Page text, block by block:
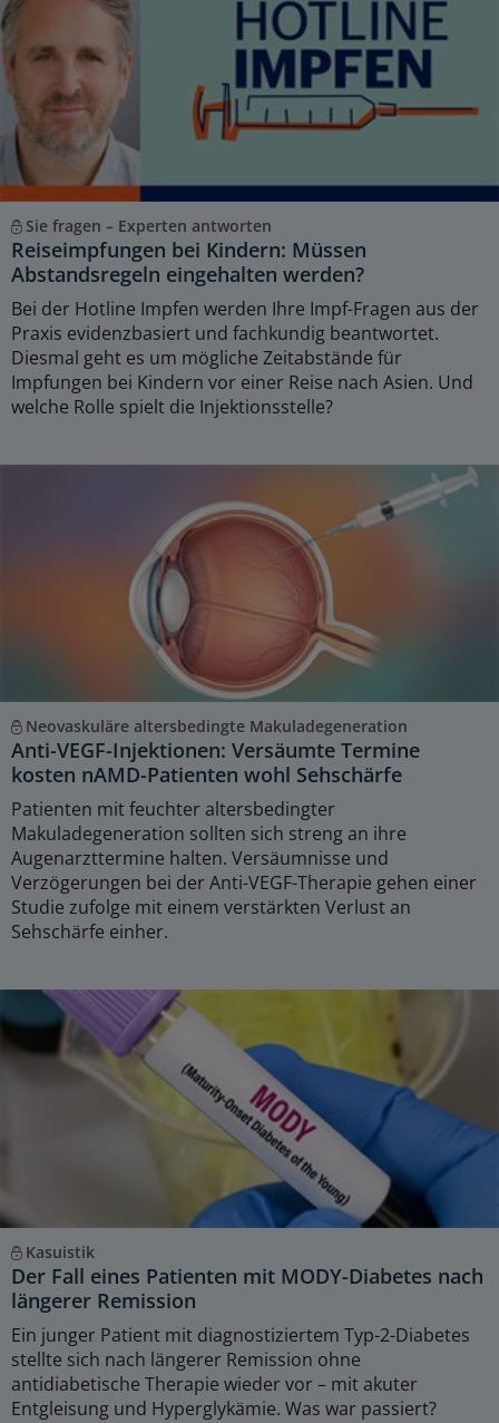
Sie fragen – Experten antworten
Reiseimpfungen bei Kindern: Müssen
Abstandsregeln eingehalten werden?
Bei der Hotline Impfen werden Ihre Impf-Fragen aus der
Praxis evidenzbasiert und fachkundig beantwortet.
Diesmal geht es um mögliche Zeitabstände für
Impfungen bei Kindern vor einer Reise nach Asien. Und
welche Rolle spielt die Injektionsstelle?
Neovaskuläre altersbedingte Makuladegeneration
Anti-VEGF-Injektionen: Versäumte Termine
kosten nAMD-Patienten wohl Sehschärfe
Patienten mit feuchter altersbedingter
Makuladegeneration sollten sich streng an ihre
Augenarzttermine halten. Versäumnisse und
Verzögerungen bei der Anti-VEGF-Therapie gehen einer
Studie zufolge mit einem verstärkten Verlust an
Sehschärfe einher.
Kasuistik
Der Fall eines Patienten mit MODY-Diabetes nach
längerer Remission
Ein junger Patient mit diagnostiziertem Typ-2-Diabetes
stellte sich nach längerer Remission ohne
antidiabetische Therapie wieder vor – mit akuter
Entgleisung und Hyperglykämie. Was war passiert?